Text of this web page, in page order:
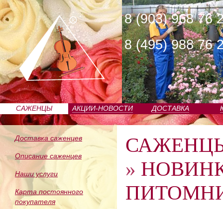
8 (903) 968 76
8 (495) 988 76
САЖЕНЦЫ
ПИТОМНИКА
АКЦИИ-НОВОСТИ ДОСТАВКА
Доставка саженцев
Описание саженцев
Наши услуги
Карта постоянного
покупателя
»